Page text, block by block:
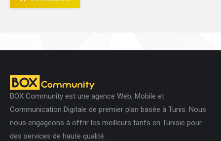
BOX Community est une agence Web, Mobile et
Communication Digitale de premier plan basée à Tunis. Nous
nous engageons à offrir les meilleurs tarifs en Tunisie pour
des services de haute qualité.